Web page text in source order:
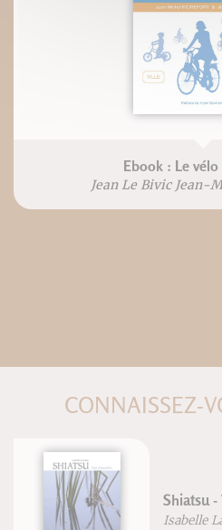
Ebook : Le
Jean Le Bivic Jean-
CONNAISSEZ-
Shiatsu - Voie d'équilibre
Isabelle Laading